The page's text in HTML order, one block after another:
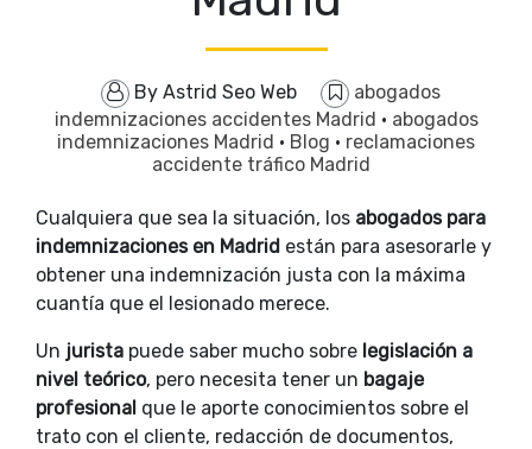
By Astrid Seo Web
abogados
indemnizaciones accidentes Madrid · abogados
indemnizaciones Madrid · Blog · reclamaciones
accidente tráfico Madrid
Cualquiera que sea la situación, los abogados para
indemnizaciones en Madrid están para asesorarle y
obtener una indemnización justa con la máxima
cuantía que el lesionado merece.
Un jurista puede saber mucho sobre legislación a
nivel teórico, pero necesita tener un bagaje
profesional que le aporte conocimientos sobre el
trato con el cliente, redacción de documentos,